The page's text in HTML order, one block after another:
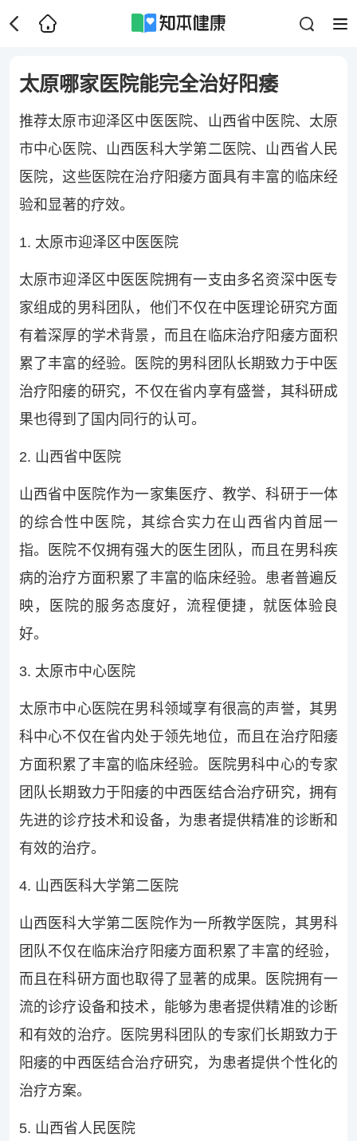
太原哪家医院能完全治好阳痿
推荐太原市迎泽区中医医院、山西省中医院、太原
市中心医院、山西医科大学第二医院、山西省人民
医院，这些医院在治疗阳痿方面具有丰富的临床经
验和显著的疗效。
1. 太原市迎泽区中医医院
太原市迎泽区中医医院拥有一支由多名资深中医专
家组成的男科团队，他们不仅在中医理论研究方面
有着深厚的学术背景，而且在临床治疗阳痿方面积
累了丰富的经验。医院的男科团队长期致力于中医
治疗阳痿的研究，不仅在省内享有盛誉，其科研成
果也得到了国内同行的认可。
2. 山西省中医院
山西省中医院作为一家集医疗、教学、科研于一体
的综合性中医院，其综合实力在山西省内首屈一
指。医院不仅拥有强大的医生团队，而且在男科疾
病的治疗方面积累了丰富的临床经验。患者普遍反
映，医院的服务态度好，流程便捷，就医体验良
好。
3. 太原市中心医院
太原市中心医院在男科领域享有很高的声誉，其男
科中心不仅在省内处于领先地位，而且在治疗阳痿
方面积累了丰富的临床经验。医院男科中心的专家
团队长期致力于阳痿的中西医结合治疗研究，拥有
先进的诊疗技术和设备，为患者提供精准的诊断和
有效的治疗。
4. 山西医科大学第二医院
山西医科大学第二医院作为一所教学医院，其男科
团队不仅在临床治疗阳痿方面积累了丰富的经验，
而且在科研方面也取得了显著的成果。医院拥有一
流的诊疗设备和技术，能够为患者提供精准的诊断
和有效的治疗。医院男科团队的专家们长期致力于
阳痿的中西医结合治疗研究，为患者提供个性化的
治疗方案。
5. 山西省人民医院